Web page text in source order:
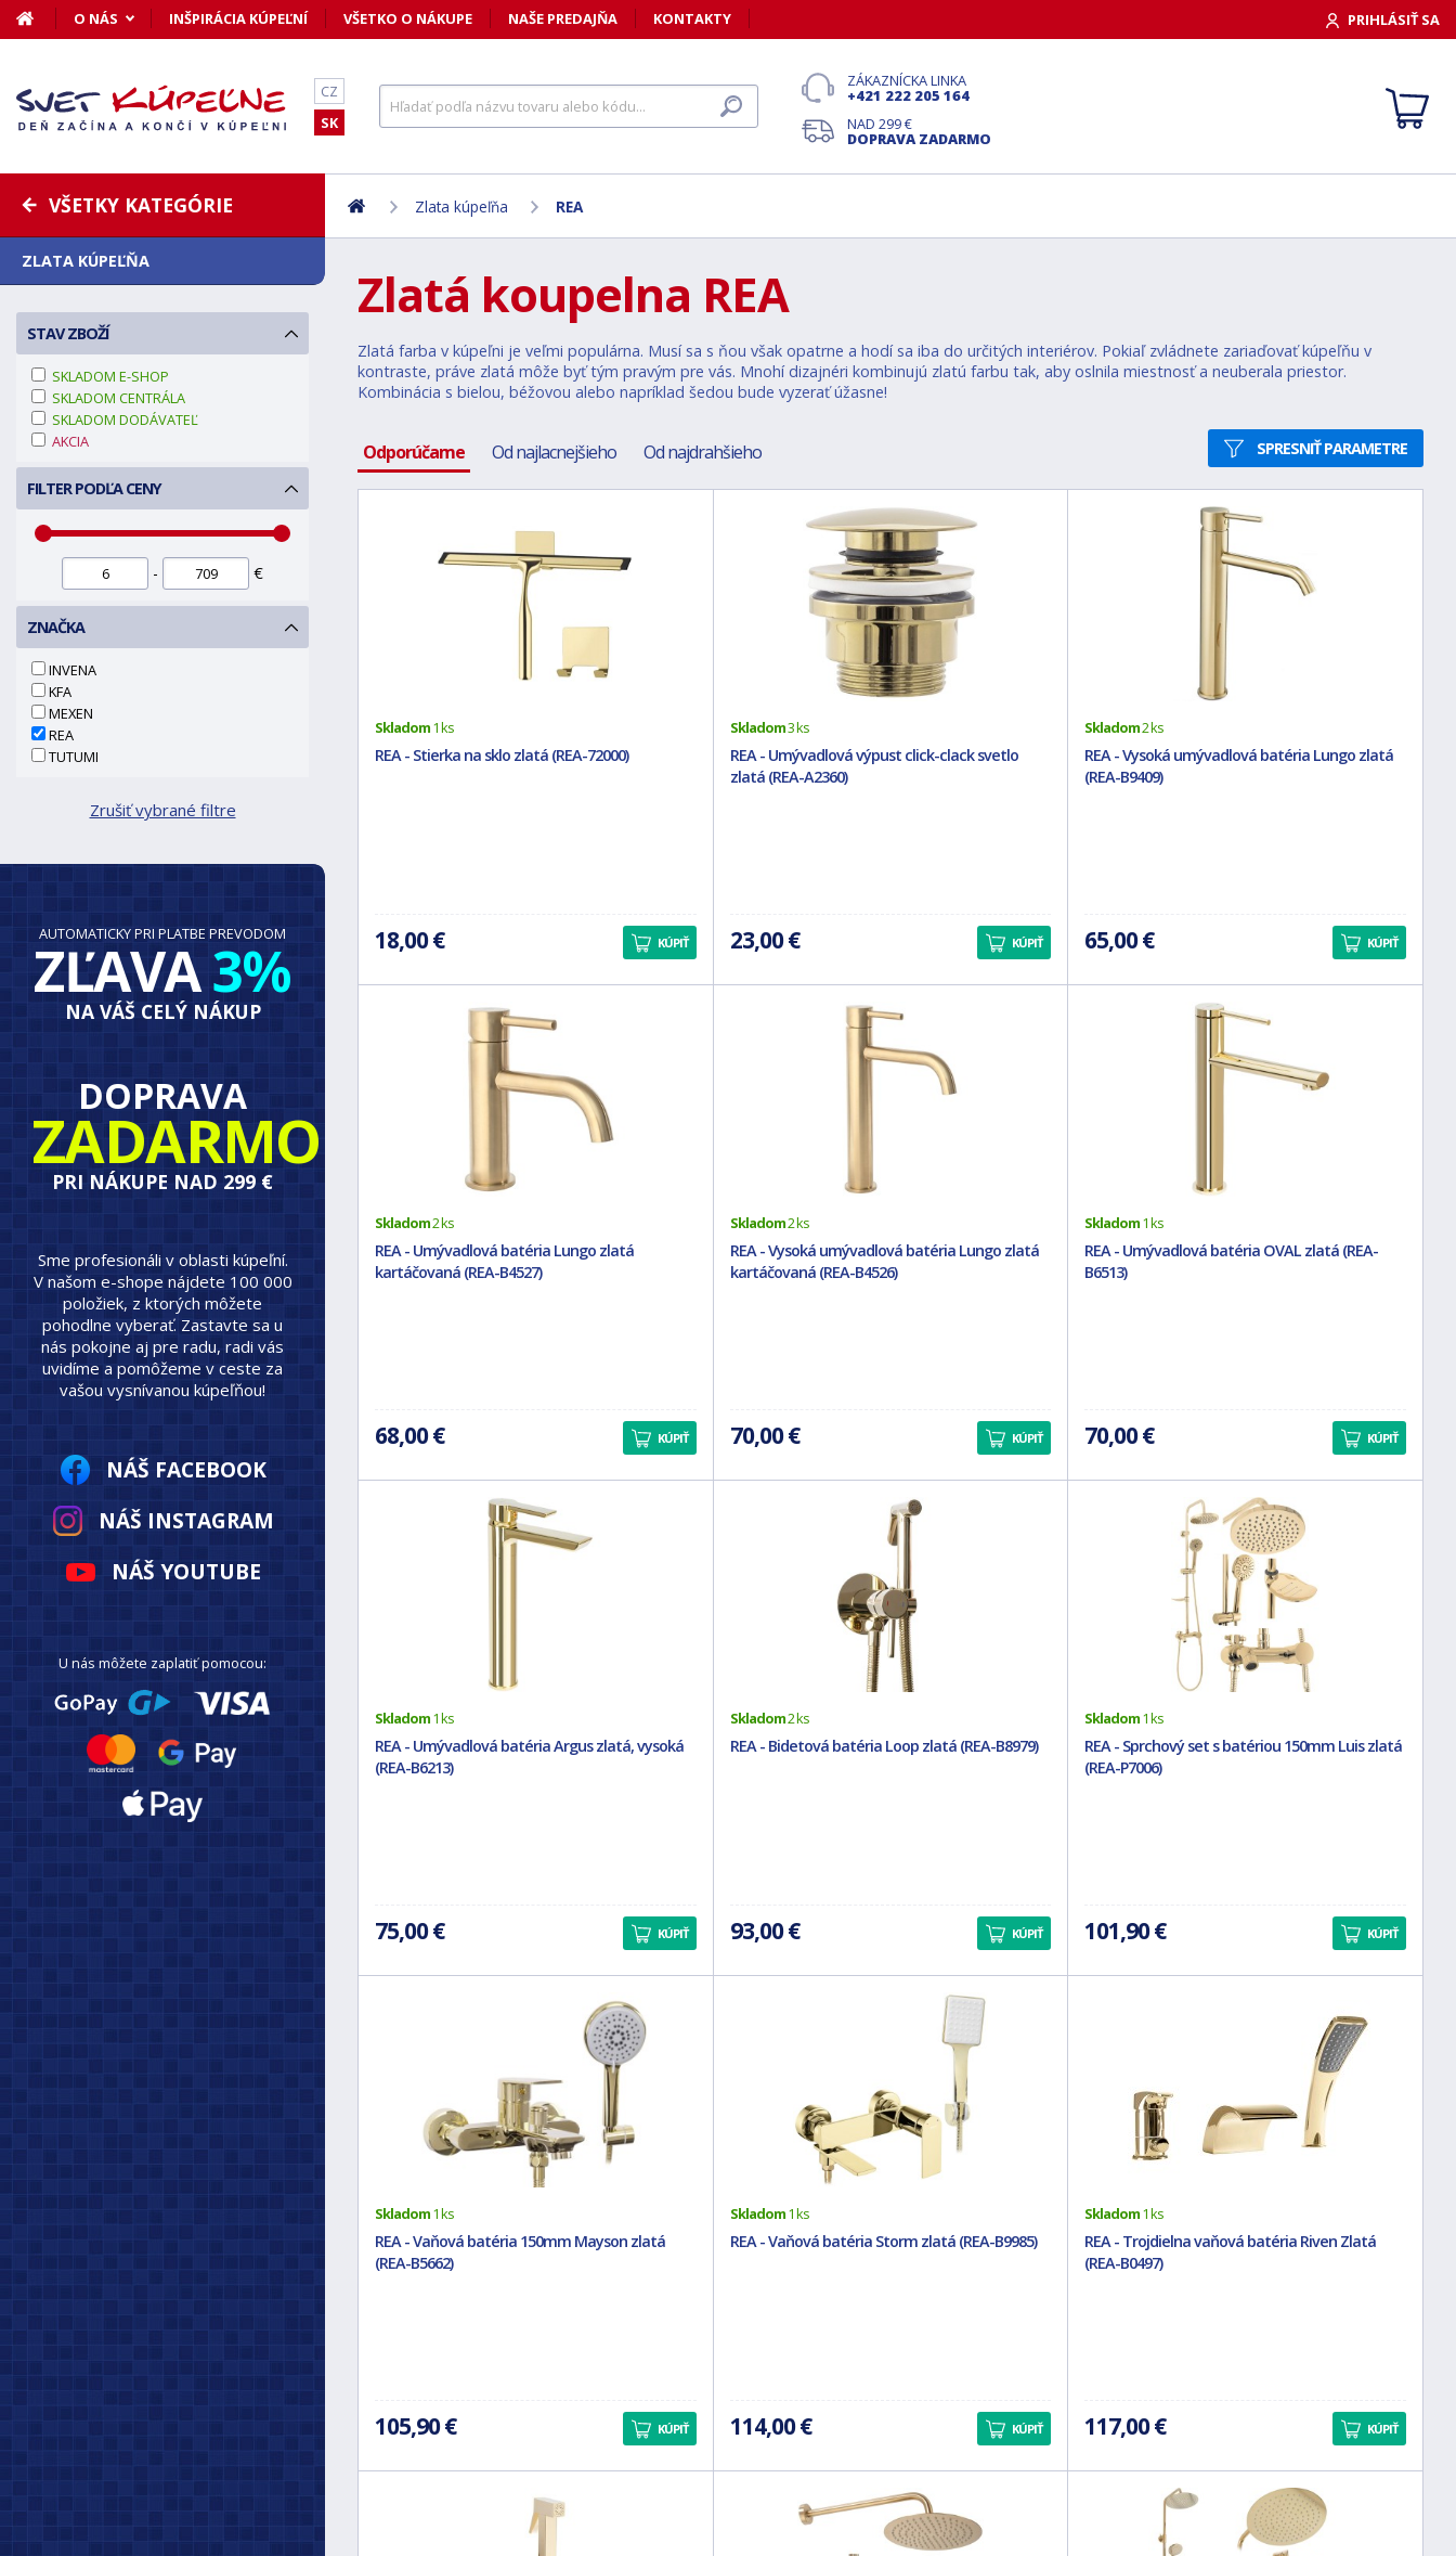
O NÁS INŠPIRÁCIA KÚPEĽNÍ VŠETKO O NÁKUPE NAŠE PREDAJŇA KONTAKTY PRIHLÁSIŤ SA
CZ
SK
ZÁKAZNÍCKA LINKA
+421 222 205 164
NAD 299 €
DOPRAVA ZADARMO
Zlata kúpeľňa REA
Zlatá koupelna REA
Zlatá farba v kúpeľni je veľmi populárna. Musí sa s ňou však opatrne a hodí sa iba do určitých interiérov. Pokiaľ zvládnete zariaďovať kúpeľňu v
kontraste, práve zlatá môže byť tým pravým pre vás. Mnohí dizajnéri kombinujú zlatú farbu tak, aby oslnila miestnosť a neuberala priestor.
Kombinácia s bielou, béžovou alebo napríklad šedou bude vyzerať úžasne!
Odporúčame Od najlacnejšieho Od najdrahšieho SPRESNIŤ PARAMETRE
Skladom1 ks
REA - Stierka na sklo zlatá (REA-72000)
18,00 € KÚPIŤ
Skladom3 ks
REA - Umývadlová výpust click-clack svetlo
zlatá (REA-A2360)
23,00 € KÚPIŤ
Skladom2 ks
REA - Vysoká umývadlová batéria Lungo zlatá
(REA-B9409)
65,00 € KÚPIŤ
Skladom2 ks
REA - Umývadlová batéria Lungo zlatá
kartáčovaná (REA-B4527)
68,00 € KÚPIŤ
Skladom2 ks
REA - Vysoká umývadlová batéria Lungo zlatá
kartáčovaná (REA-B4526)
70,00 € KÚPIŤ
Skladom1 ks
REA - Umývadlová batéria OVAL zlatá (REA-
B6513)
70,00 € KÚPIŤ
Skladom1 ks
REA - Umývadlová batéria Argus zlatá, vysoká
(REA-B6213)
75,00 € KÚPIŤ
Skladom2 ks
REA - Bidetová batéria Loop zlatá (REA-B8979)
93,00 € KÚPIŤ
Skladom1 ks
REA - Sprchový set s batériou 150mm Luis zlatá
(REA-P7006)
101,90 € KÚPIŤ
Skladom1 ks
REA - Vaňová batéria 150mm Mayson zlatá
(REA-B5662)
105,90 € KÚPIŤ
Skladom1 ks
REA - Vaňová batéria Storm zlatá (REA-B9985)
114,00 € KÚPIŤ
Skladom1 ks
REA - Trojdielna vaňová batéria Riven Zlatá
(REA-B0497)
117,00 € KÚPIŤ
VŠETKY KATEGÓRIE
ZLATA KÚPEĽŇA
STAV ZBOŽÍ
SKLADOM E-SHOP
SKLADOM CENTRÁLA
SKLADOM DODÁVATEĽ
AKCIA
FILTER PODĽA CENY
- €
ZNAČKA
INVENA
KFA
MEXEN
REA
TUTUMI
Zrušiť vybrané filtre
AUTOMATICKY PRI PLATBE PREVODOM
ZĽAVA3%
NA VÁŠ CELÝ NÁKUP
DOPRAVA
ZADARMO
PRI NÁKUPE NAD 299 €
Sme profesionáli v oblasti kúpeľní.
V našom e-shope nájdete 100 000
položiek, z ktorých môžete
pohodlne vyberať. Zastavte sa u
nás pokojne aj pre radu, radi vás
uvidíme a pomôžeme v ceste za
vašou vysnívanou kúpeľňou!
NÁŠ FACEBOOK
NÁŠ INSTAGRAM
NÁŠ YOUTUBE
U nás môžete zaplatiť pomocou: